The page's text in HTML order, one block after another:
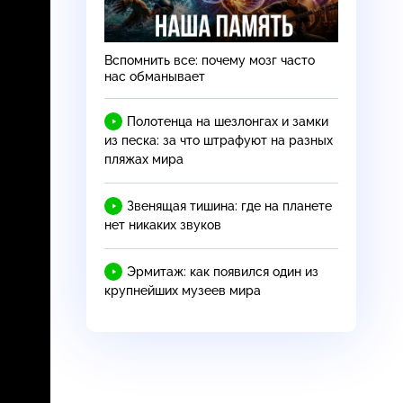
Вспомнить все: почему мозг часто
нас обманывает
Полотенца на шезлонгах и замки
из песка: за что штрафуют на разных
пляжах мира
Звенящая тишина: где на планете
нет никаких звуков
Эрмитаж: как появился один из
крупнейших музеев мира